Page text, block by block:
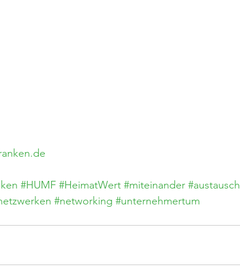
#HUMF #HeimatWert #miteinander #austausch
#networking #unternehmertum